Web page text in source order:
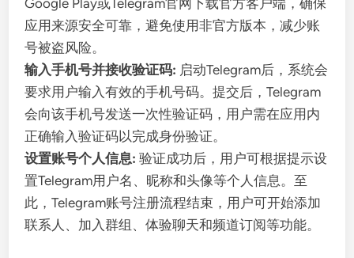
应用来源安全可靠，避免使用非官方版本，减少账
号被盗风险。
输入手机号并接收验证码: 启动Telegram后，系统会
要求用户输入有效的手机号码。提交后，Telegram
会向该手机号发送一次性验证码，用户需在应用内
正确输入验证码以完成身份验证。
设置账号个人信息: 验证成功后，用户可根据提示设
置Telegram用户名、昵称和头像等个人信息。至
此，Telegram账号注册流程结束，用户可开始添加
联系人、加入群组、体验聊天和频道订阅等功能。